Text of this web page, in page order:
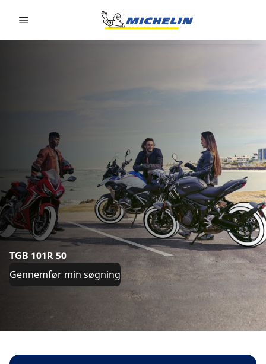
TGB 101R 50
Gennemfør min søgning